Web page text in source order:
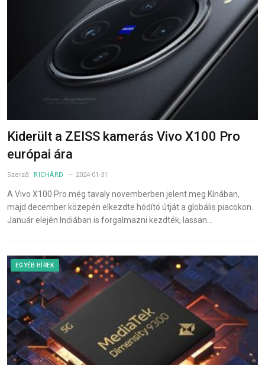
Kiderült a ZEISS kamerás Vivo X100 Pro
európai ára
Szerző: RICHÁRD 2024-01-31
A Vivo X100 Pro még tavaly novemberben jelent meg Kínában,
majd december közepén elkezdte hódító útját a globális piacokon.
Január elején Indiában is forgalmazni kezdték, lassan…
EGYÉB HÍREK